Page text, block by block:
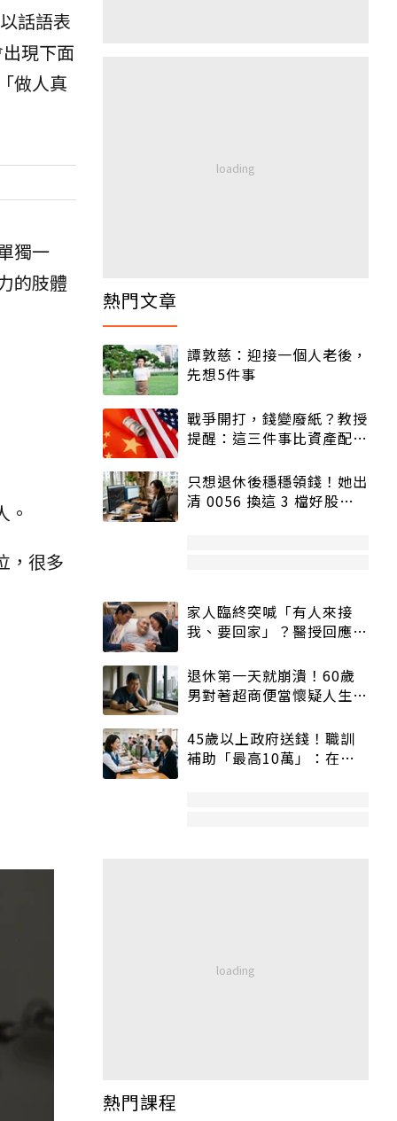
話語表
現下面
做人真
獨一
的肢體
，很多
熱門文章
譚敦慈：迎接一個人老後，
先想5件事
戰爭開打，錢變廢紙？教授
提醒：這三件事比資產配置
只想退休後穩穩領錢！她出
清 0056 換這 3 檔好股：
家人臨終突喊「有人來接
我、要回家」？醫授回應方
退休第一天就崩潰！60歲
男對著超商便當懷疑人生
45歲以上政府送錢！職訓
補助「最高10萬」：在
熱門課程